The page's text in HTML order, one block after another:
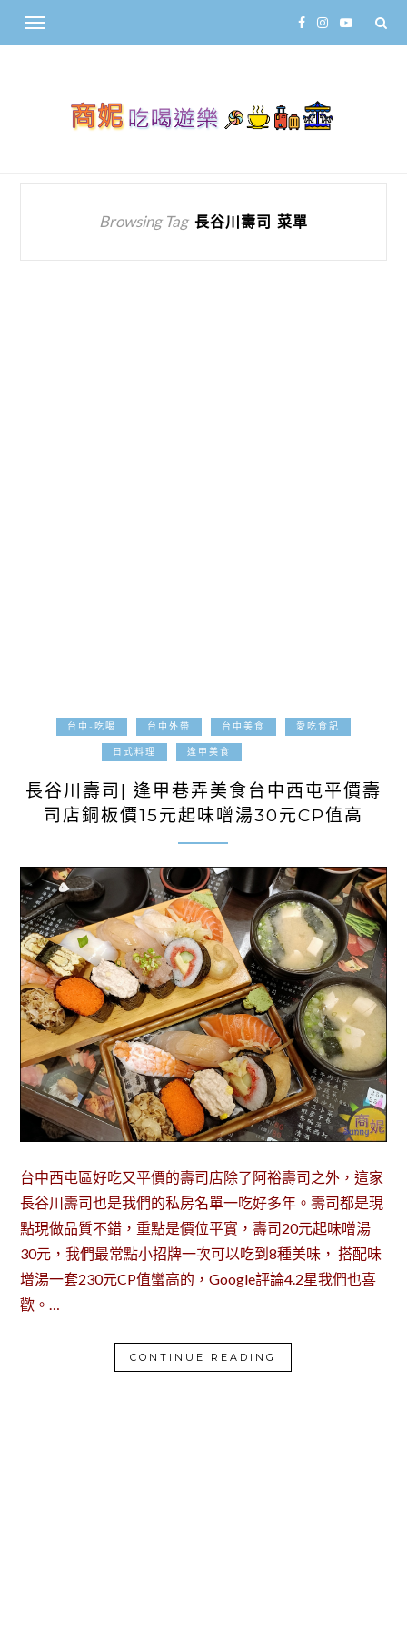
Browsing Tag 長谷川壽司 菜單
台中-吃喝 台中外帶 台中美食 愛吃食記
日式料理 逢甲美食
長谷川壽司| 逢甲巷弄美食台中西屯平價壽
司店銅板價15元起味噌湯30元CP值高
台中西屯區好吃又平價的壽司店除了阿裕壽司之外，這家
長谷川壽司也是我們的私房名單一吃好多年。壽司都是現
點現做品質不錯，重點是價位平實，壽司20元起味噌湯
30元，我們最常點小招牌一次可以吃到8種美味， 搭配味
增湯一套230元CP值蠻高的，Google評論4.2星我們也喜
歡。…
CONTINUE READING